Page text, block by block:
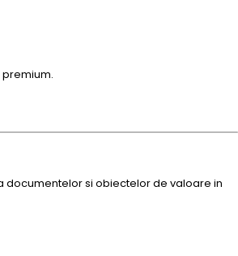
premium.
documentelor si obiectelor de valoare in